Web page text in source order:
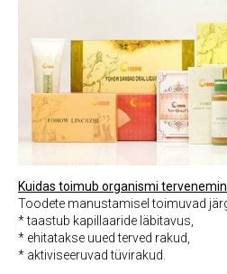
Kuidas toimub organismi
Toodete manustamisel toimuvad
* taastub kapillaaride läbitavus,
* ehitatakse uued terved rakud,
* aktiviseeruvad tüvirakud.